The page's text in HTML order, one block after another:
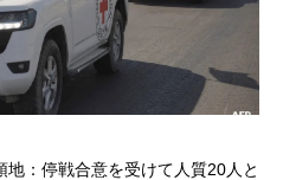
：停戦合意を受けて人質20人と